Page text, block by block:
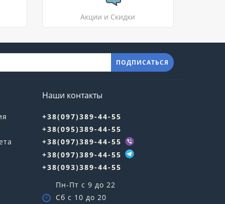
Акции и Скидки
ПОДПИСАТЬСЯ
Наши контакты
+38(097)389-44-55
+38(095)389-44-55
+38(097)389-44-55
+38(097)389-44-55
+38(093)389-44-55
Пн-Пт с 9 до 22
Сб с 10 до 20